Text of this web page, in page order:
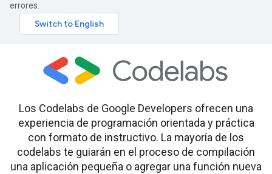
errores.
Los Codelabs de Google Developers ofrecen una
experiencia de programación orientada y práctica
con formato de instructivo. La mayoría de los
codelabs te guiarán en el proceso de compilación
una aplicación pequeña o agregar una función nueva